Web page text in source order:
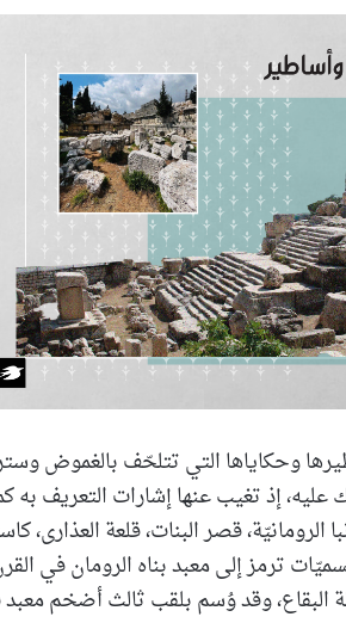
وحكاياها التي تتلحّف بالغموض
عليه، إذ تغيب عنها إشارات التعريف به
قصر البنات، قلعة العذارى،
ترمز إلى معبد بناه الرومان في
البقاع، وقد وُسم بلقب ثالث أضخم